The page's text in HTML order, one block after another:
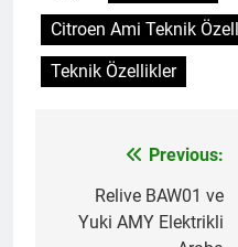
Citroen Ami Teknik
Teknik Özellikler
gezinmesi
Previous:
Relive BAW01 ve
Yuki AMY Elektrikli